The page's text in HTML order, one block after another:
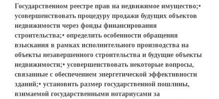
Государственном реестре прав на недвижимое имущество;•
усовершенствовать процедуру продажи будущих объектов
недвижимости через фонды финансирования
строительства;• определить особенности обращения
взыскания в рамках исполнительного производства на
объекты незавершенного строительства и будущие объекты
недвижимости;• усовершенствовать некоторые вопросы,
связанные с обеспечением энергетической эффективности
зданий;• установить размер государственной пошлины,
взимаемой государственными нотариусами за